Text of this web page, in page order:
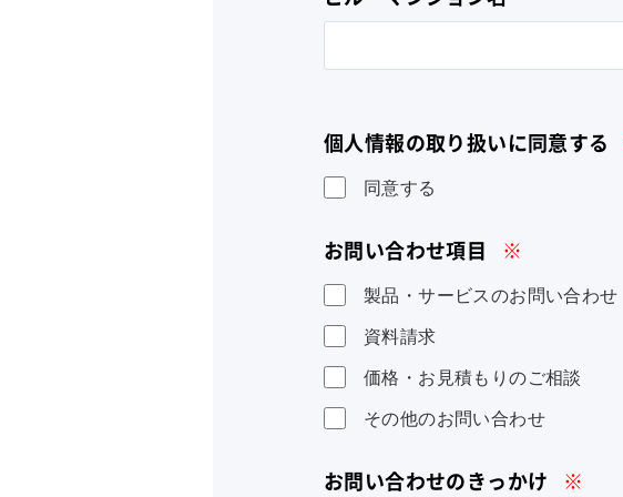
個人情報の取り扱いに同意する
同意する
お問い合わせ項目 ※
製品・サービスのお問い合わせ
資料請求
価格・お見積もりのご相談
その他のお問い合わせ
お問い合わせのきっかけ ※